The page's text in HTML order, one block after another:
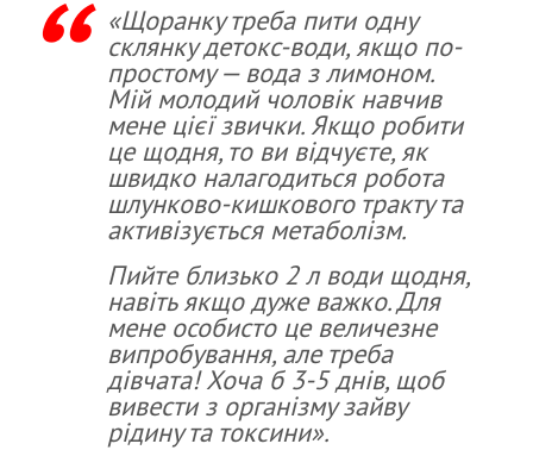
«Щоранку треба пити одну
склянку детокс-води, якщо по-
простому — вода з лимоном.
Мій молодий чоловік навчив
мене цієї звички. Якщо робити
це щодня, то ви відчуєте, як
швидко налагодиться робота
шлунково-кишкового тракту та
активізується метаболізм.
Пийте близько 2 л води щодня,
навіть якщо дуже важко. Для
мене особисто це величезне
випробування, але треба
дівчата! Хоча б 3-5 днів, щоб
вивести з організму зайву
рідину та токсини».